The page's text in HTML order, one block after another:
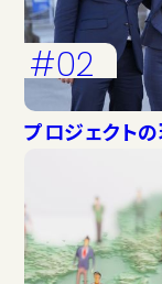
#02
プロジェクト